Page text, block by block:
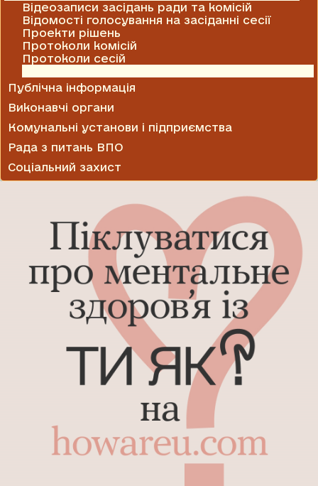
Відеозаписи засідань ради та комісій
Відомості голосування на засіданні сесії
Проекти рішень
Протоколи комісій
Протоколи сесій
Публічна інформація
Виконавчі органи
Комунальні установи і підприємства
Рада з питань ВПО
Соціальний захист